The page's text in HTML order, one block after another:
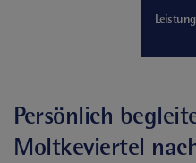
Persönlich
Moltkeviertel